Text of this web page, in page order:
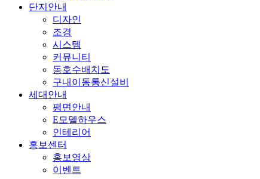
단지안내
디자인
조경
시스템
커뮤니티
동호수배치도
구내이동통신설비
세대안내
평면안내
E모델하우스
인테리어
홍보센터
홍보영상
이벤트